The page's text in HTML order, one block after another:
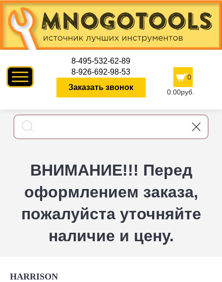
8-495-532-62-89
8-926-692-98-53
Заказать звонок
0
0.00руб.
ВНИМАНИЕ!!! Перед
оформлением заказа,
пожалуйста уточняйте
наличие и цену.
HARRISON